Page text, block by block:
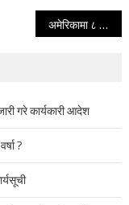
अमेरिकामा ८ जना सवार निजी विमान दुर्घटना
गरे कार्यकारी आदेश
?